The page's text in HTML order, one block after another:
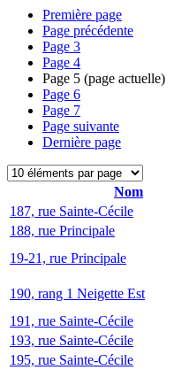
Première page
Page précédente
Page 3
Page 4
Page 5 (page actuelle)
Page 6
Page 7
Page suivante
Dernière page
Nom
187, rue Sainte-Cécile
188, rue Principale
19-21, rue Principale
190, rang 1 Neigette Est
191, rue Sainte-Cécile
193, rue Sainte-Cécile
195, rue Sainte-Cécile